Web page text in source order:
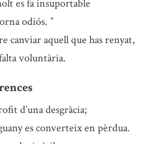
es fa insuportable
odiós. *
canviar aquell que has renyat,
voluntària.
d’una desgràcia;
es converteix en pèrdua.